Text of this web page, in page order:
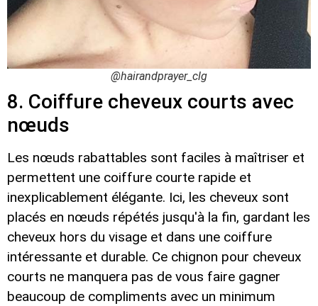
@hairandprayer_clg
8. Coiffure cheveux courts avec
nœuds
Les nœuds rabattables sont faciles à maîtriser et
permettent une coiffure courte rapide et
inexplicablement élégante. Ici, les cheveux sont
placés en nœuds répétés jusqu'à la fin, gardant les
cheveux hors du visage et dans une coiffure
intéressante et durable. Ce chignon pour cheveux
courts ne manquera pas de vous faire gagner
beaucoup de compliments avec un minimum